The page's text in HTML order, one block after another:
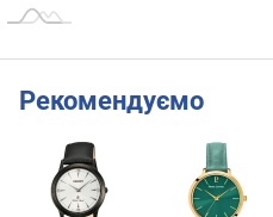
Рекомендуємо